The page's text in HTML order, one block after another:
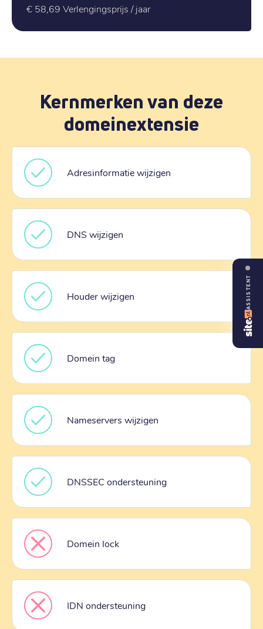
€ 58,69 Verlengingsprijs / jaar
Kernmerken van deze
domeinextensie
Adresinformatie wijzigen
DNS wijzigen
Houder wijzigen
Domein tag
Nameservers wijzigen
DNSSEC ondersteuning
Domein lock
IDN ondersteuning
ASSISTENT